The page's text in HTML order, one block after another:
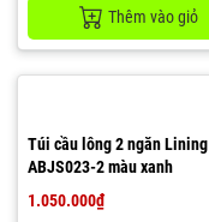
Thêm vào giỏ
Túi cầu lông 2 ngăn Lining
ABJS023-2 màu xanh
1.050.000₫